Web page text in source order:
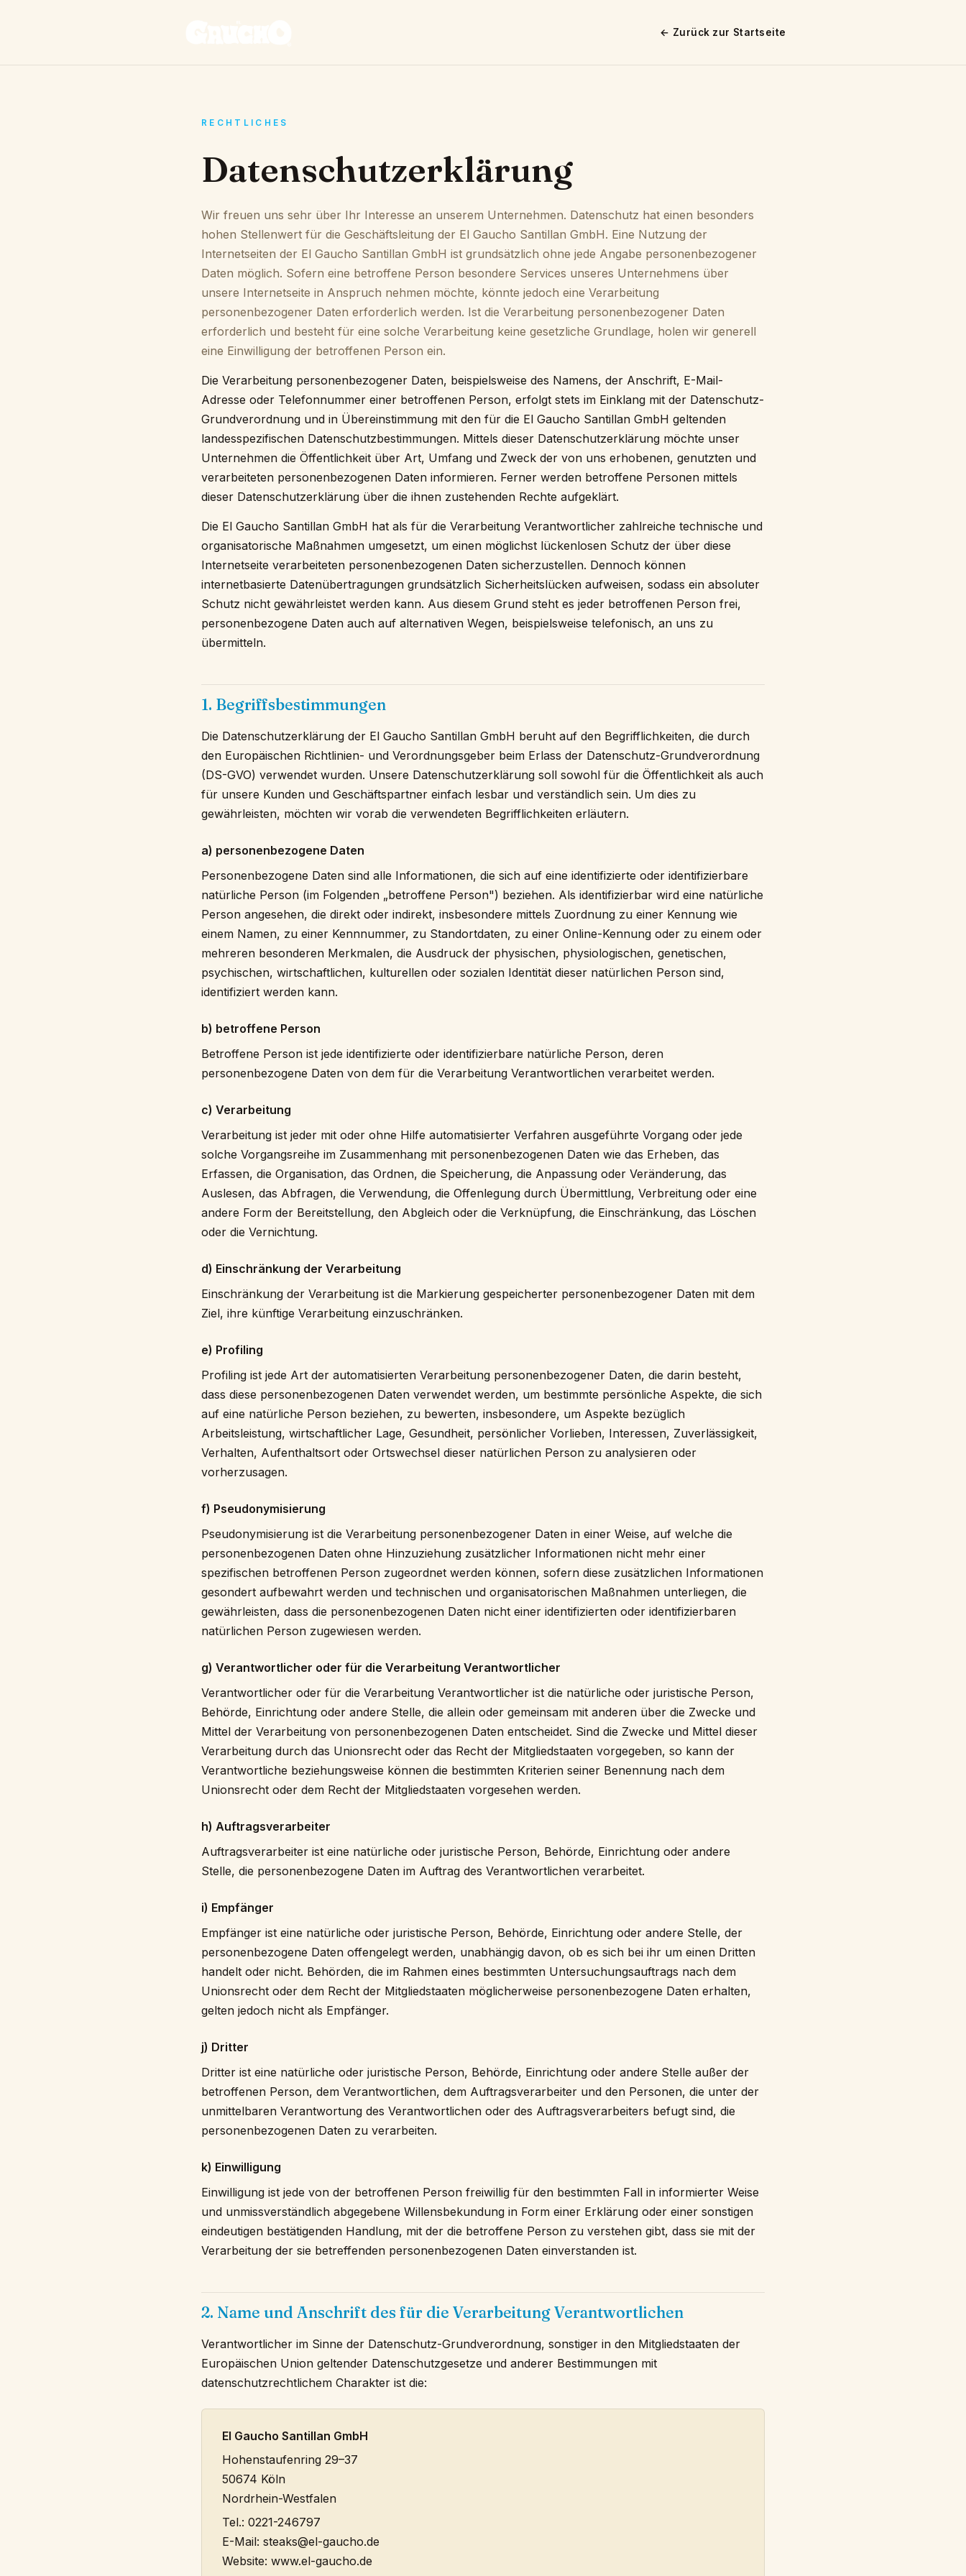
← Zurück zur Startseite
RECHTLICHES
Datenschutzerklärung
Wir freuen uns sehr über Ihr Interesse an unserem Unternehmen. Datenschutz hat einen besonders
hohen Stellenwert für die Geschäftsleitung der El Gaucho Santillan GmbH. Eine Nutzung der
Internetseiten der El Gaucho Santillan GmbH ist grundsätzlich ohne jede Angabe personenbezogener
Daten möglich. Sofern eine betroffene Person besondere Services unseres Unternehmens über
unsere Internetseite in Anspruch nehmen möchte, könnte jedoch eine Verarbeitung
personenbezogener Daten erforderlich werden. Ist die Verarbeitung personenbezogener Daten
erforderlich und besteht für eine solche Verarbeitung keine gesetzliche Grundlage, holen wir generell
eine Einwilligung der betroffenen Person ein.
Die Verarbeitung personenbezogener Daten, beispielsweise des Namens, der Anschrift, E-Mail-
Adresse oder Telefonnummer einer betroffenen Person, erfolgt stets im Einklang mit der Datenschutz-
Grundverordnung und in Übereinstimmung mit den für die El Gaucho Santillan GmbH geltenden
landesspezifischen Datenschutzbestimmungen. Mittels dieser Datenschutzerklärung möchte unser
Unternehmen die Öffentlichkeit über Art, Umfang und Zweck der von uns erhobenen, genutzten und
verarbeiteten personenbezogenen Daten informieren. Ferner werden betroffene Personen mittels
dieser Datenschutzerklärung über die ihnen zustehenden Rechte aufgeklärt.
Die El Gaucho Santillan GmbH hat als für die Verarbeitung Verantwortlicher zahlreiche technische und
organisatorische Maßnahmen umgesetzt, um einen möglichst lückenlosen Schutz der über diese
Internetseite verarbeiteten personenbezogenen Daten sicherzustellen. Dennoch können
internetbasierte Datenübertragungen grundsätzlich Sicherheitslücken aufweisen, sodass ein absoluter
Schutz nicht gewährleistet werden kann. Aus diesem Grund steht es jeder betroffenen Person frei,
personenbezogene Daten auch auf alternativen Wegen, beispielsweise telefonisch, an uns zu
übermitteln.
1. Begriffsbestimmungen
Die Datenschutzerklärung der El Gaucho Santillan GmbH beruht auf den Begrifflichkeiten, die durch
den Europäischen Richtlinien- und Verordnungsgeber beim Erlass der Datenschutz-Grundverordnung
(DS-GVO) verwendet wurden. Unsere Datenschutzerklärung soll sowohl für die Öffentlichkeit als auch
für unsere Kunden und Geschäftspartner einfach lesbar und verständlich sein. Um dies zu
gewährleisten, möchten wir vorab die verwendeten Begrifflichkeiten erläutern.
a) personenbezogene Daten
Personenbezogene Daten sind alle Informationen, die sich auf eine identifizierte oder identifizierbare
natürliche Person (im Folgenden „betroffene Person") beziehen. Als identifizierbar wird eine natürliche
Person angesehen, die direkt oder indirekt, insbesondere mittels Zuordnung zu einer Kennung wie
einem Namen, zu einer Kennnummer, zu Standortdaten, zu einer Online-Kennung oder zu einem oder
mehreren besonderen Merkmalen, die Ausdruck der physischen, physiologischen, genetischen,
psychischen, wirtschaftlichen, kulturellen oder sozialen Identität dieser natürlichen Person sind,
identifiziert werden kann.
b) betroffene Person
Betroffene Person ist jede identifizierte oder identifizierbare natürliche Person, deren
personenbezogene Daten von dem für die Verarbeitung Verantwortlichen verarbeitet werden.
c) Verarbeitung
Verarbeitung ist jeder mit oder ohne Hilfe automatisierter Verfahren ausgeführte Vorgang oder jede
solche Vorgangsreihe im Zusammenhang mit personenbezogenen Daten wie das Erheben, das
Erfassen, die Organisation, das Ordnen, die Speicherung, die Anpassung oder Veränderung, das
Auslesen, das Abfragen, die Verwendung, die Offenlegung durch Übermittlung, Verbreitung oder eine
andere Form der Bereitstellung, den Abgleich oder die Verknüpfung, die Einschränkung, das Löschen
oder die Vernichtung.
d) Einschränkung der Verarbeitung
Einschränkung der Verarbeitung ist die Markierung gespeicherter personenbezogener Daten mit dem
Ziel, ihre künftige Verarbeitung einzuschränken.
e) Profiling
Profiling ist jede Art der automatisierten Verarbeitung personenbezogener Daten, die darin besteht,
dass diese personenbezogenen Daten verwendet werden, um bestimmte persönliche Aspekte, die sich
auf eine natürliche Person beziehen, zu bewerten, insbesondere, um Aspekte bezüglich
Arbeitsleistung, wirtschaftlicher Lage, Gesundheit, persönlicher Vorlieben, Interessen, Zuverlässigkeit,
Verhalten, Aufenthaltsort oder Ortswechsel dieser natürlichen Person zu analysieren oder
vorherzusagen.
f) Pseudonymisierung
Pseudonymisierung ist die Verarbeitung personenbezogener Daten in einer Weise, auf welche die
personenbezogenen Daten ohne Hinzuziehung zusätzlicher Informationen nicht mehr einer
spezifischen betroffenen Person zugeordnet werden können, sofern diese zusätzlichen Informationen
gesondert aufbewahrt werden und technischen und organisatorischen Maßnahmen unterliegen, die
gewährleisten, dass die personenbezogenen Daten nicht einer identifizierten oder identifizierbaren
natürlichen Person zugewiesen werden.
g) Verantwortlicher oder für die Verarbeitung Verantwortlicher
Verantwortlicher oder für die Verarbeitung Verantwortlicher ist die natürliche oder juristische Person,
Behörde, Einrichtung oder andere Stelle, die allein oder gemeinsam mit anderen über die Zwecke und
Mittel der Verarbeitung von personenbezogenen Daten entscheidet. Sind die Zwecke und Mittel dieser
Verarbeitung durch das Unionsrecht oder das Recht der Mitgliedstaaten vorgegeben, so kann der
Verantwortliche beziehungsweise können die bestimmten Kriterien seiner Benennung nach dem
Unionsrecht oder dem Recht der Mitgliedstaaten vorgesehen werden.
h) Auftragsverarbeiter
Auftragsverarbeiter ist eine natürliche oder juristische Person, Behörde, Einrichtung oder andere
Stelle, die personenbezogene Daten im Auftrag des Verantwortlichen verarbeitet.
i) Empfänger
Empfänger ist eine natürliche oder juristische Person, Behörde, Einrichtung oder andere Stelle, der
personenbezogene Daten offengelegt werden, unabhängig davon, ob es sich bei ihr um einen Dritten
handelt oder nicht. Behörden, die im Rahmen eines bestimmten Untersuchungsauftrags nach dem
Unionsrecht oder dem Recht der Mitgliedstaaten möglicherweise personenbezogene Daten erhalten,
gelten jedoch nicht als Empfänger.
j) Dritter
Dritter ist eine natürliche oder juristische Person, Behörde, Einrichtung oder andere Stelle außer der
betroffenen Person, dem Verantwortlichen, dem Auftragsverarbeiter und den Personen, die unter der
unmittelbaren Verantwortung des Verantwortlichen oder des Auftragsverarbeiters befugt sind, die
personenbezogenen Daten zu verarbeiten.
k) Einwilligung
Einwilligung ist jede von der betroffenen Person freiwillig für den bestimmten Fall in informierter Weise
und unmissverständlich abgegebene Willensbekundung in Form einer Erklärung oder einer sonstigen
eindeutigen bestätigenden Handlung, mit der die betroffene Person zu verstehen gibt, dass sie mit der
Verarbeitung der sie betreffenden personenbezogenen Daten einverstanden ist.
2. Name und Anschrift des für die Verarbeitung Verantwortlichen
Verantwortlicher im Sinne der Datenschutz-Grundverordnung, sonstiger in den Mitgliedstaaten der
Europäischen Union geltender Datenschutzgesetze und anderer Bestimmungen mit
datenschutzrechtlichem Charakter ist die:
El Gaucho Santillan GmbH
Hohenstaufenring 29–37
50674 Köln
Nordrhein-Westfalen
Tel.: 0221-246797
E-Mail: steaks@el-gaucho.de
Website: www.el-gaucho.de